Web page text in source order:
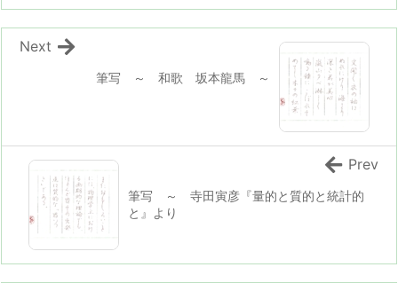
筆写 ～ 和歌 坂本龍馬 ～
Next
筆写 ～ 寺田寅彦『量的と質的と統計的
と』より
Prev